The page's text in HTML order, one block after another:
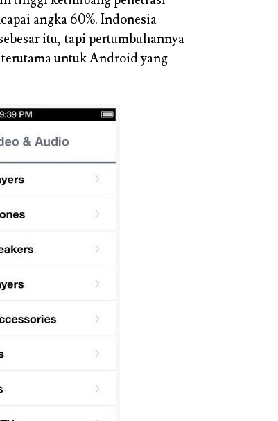
angka 60%. Indonesia
itu, tapi pertumbuhannya
untuk Android yang